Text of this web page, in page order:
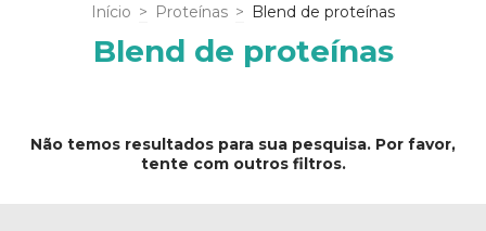
Início > Proteínas > Blend de proteínas
Blend de proteínas
Não temos resultados para sua pesquisa. Por favor,
tente com outros filtros.